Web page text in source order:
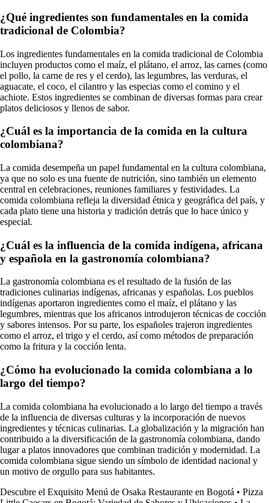
¿Qué ingredientes son fundamentales en la comida
tradicional de Colombia?
Los ingredientes fundamentales en la comida tradicional de Colombia
incluyen productos como el maíz, el plátano, el arroz, las carnes (como
el pollo, la carne de res y el cerdo), las legumbres, las verduras, el
aguacate, el coco, el cilantro y las especias como el comino y el
achiote. Estos ingredientes se combinan de diversas formas para crear
platos deliciosos y llenos de sabor.
¿Cuál es la importancia de la comida en la cultura
colombiana?
La comida desempeña un papel fundamental en la cultura colombiana,
ya que no solo es una fuente de nutrición, sino también un elemento
central en celebraciones, reuniones familiares y festividades. La
comida colombiana refleja la diversidad étnica y geográfica del país, y
cada plato tiene una historia y tradición detrás que lo hace único y
especial.
¿Cuál es la influencia de la comida indígena, africana
y española en la gastronomía colombiana?
La gastronomía colombiana es el resultado de la fusión de las
tradiciones culinarias indígenas, africanas y españolas. Los pueblos
indígenas aportaron ingredientes como el maíz, el plátano y las
legumbres, mientras que los africanos introdujeron técnicas de cocción
y sabores intensos. Por su parte, los españoles trajeron ingredientes
como el arroz, el trigo y el cerdo, así como métodos de preparación
como la fritura y la cocción lenta.
¿Cómo ha evolucionado la comida colombiana a lo
largo del tiempo?
La comida colombiana ha evolucionado a lo largo del tiempo a través
de la influencia de diversas culturas y la incorporación de nuevos
ingredientes y técnicas culinarias. La globalización y la migración han
contribuido a la diversificación de la gastronomía colombiana, dando
lugar a platos innovadores que combinan tradición y modernidad. La
comida colombiana sigue siendo un símbolo de identidad nacional y
un motivo de orgullo para sus habitantes.
Descubre el Exquisito Menú de Osaka Restaurante en Bogotá • Pizza